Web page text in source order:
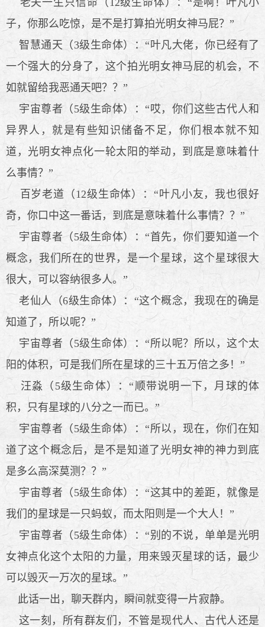
子，你那么吃惊，是不是打算拍光明女神马屁？”
智慧通天（3级生命体）：“叶凡大佬，你已经有了
一个强大的分身了，这个拍光明女神马屁的机会，不
如就留给我恶通天吧？？”
宇宙尊者（5级生命体）：“哎，你们这些古代人和
异界人，就是有些知识储备不足，你们根本就不知
道，光明女神点化一轮太阳的举动，到底是意味着什
么事情？”
百岁老道（12级生命体）：“叶凡小友，我也很好
奇，你口中这一番话，到底是意味着什么事情？？”
宇宙尊者（5级生命体）：“首先，你们要知道一个
概念，我们所在的世界，是一个星球，这个星球很大
很大，可以容纳很多人。”
老仙人（6级生命体）：“这个概念，我现在的确是
知道了，所以呢？”
宇宙尊者（5级生命体）：“所以呢？所以，这个太
阳的体积，可是我们所在星球的三十五万倍之多！”
汪淼（5级生命体）：“顺带说明一下，月球的体
积，只有星球的八分之一而已。”
宇宙尊者（5级生命体）：“所以，现在，你们在知
道了这个概念后，是不是知道了光明女神的神力到底
是多么高深莫测？？”
宇宙尊者（5级生命体）：“这其中的差距，就像是
我们的星球是一只蚂蚁，而太阳则是一个大人！”
宇宙尊者（5级生命体）：“别的不说，单单是光明
女神点化这个太阳的力量，用来毁灭星球的话，最少
可以毁灭一万次的星球。”
此话一出，聊天群内，瞬间就变得一片寂静。
这一刻，所有群友们，不管是现代人、古代人还是